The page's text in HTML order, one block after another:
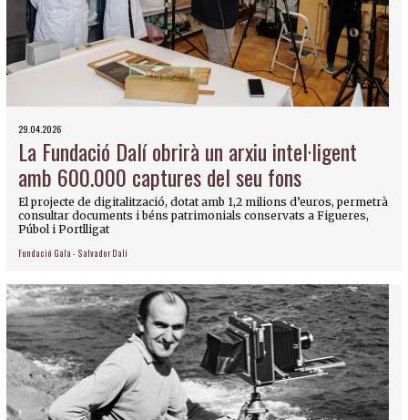
29.04.2026
La Fundació Dalí obrirà un arxiu intel·ligent
amb 600.000 captures del seu fons
El projecte de digitalització, dotat amb 1,2 milions d’euros, permetrà
consultar documents i béns patrimonials conservats a Figueres,
Púbol i Portlligat
Fundació Gala - Salvador Dalí